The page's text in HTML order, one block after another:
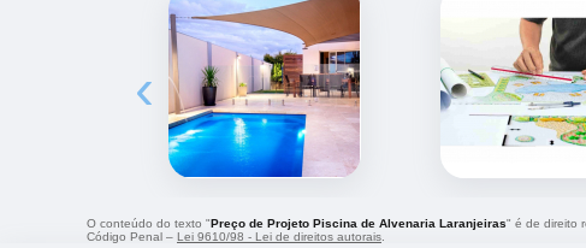
‹
O conteúdo do texto "Preço de Projeto Piscina de Alvenaria Laranjeiras" é de direito
Código Penal – Lei 9610/98 - Lei de direitos autorais.